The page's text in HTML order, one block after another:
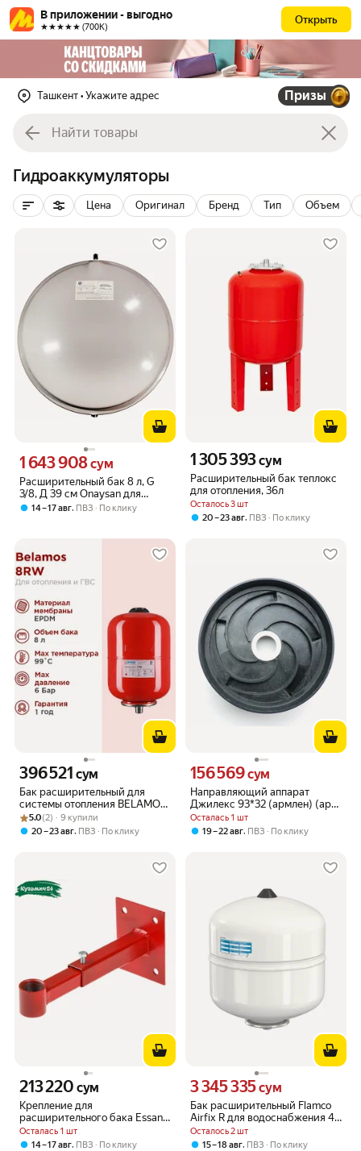
В приложении - выгодно
★★★★★ (700К)
Открыть
Ташкент • Укажите адрес Призы
Гидроаккумуляторы
Цена Оригинал Бренд Тип Объем
Расширительный бак 8 л, G
3/8, Д 39 см Onaysan для
GAZLUX Premium B-30-T1, 09-
Цена 1643908 сум вместо
1 643 908сум
14 – 17 авг, ПВЗ По клику
Расширительный бак теплокс
для отопления, 36л
Осталось 3 шт
Цена 1305393 сум вместо
1 305 393сум
20 – 23 авг, ПВЗ По клику
Бак расширительный для
системы отопления BELAMOS
8RW
Цена 396521 сум вместо
396 521 сум
Рейтинг товара: 5.0 из 5
Оценок: (2) · 9 купили
5.0(2) · 9 купили
20 – 23 авг, ПВЗ По клику
Направляющий аппарат
Джилекс 93*32 (армлен) (арт.-
М5140)
Осталась 1 шт
Цена 156569 сум вместо
156 569сум
19 – 22 авг, ПВЗ По клику
Крепление для
расширительного бака Essan
Bracing 3/4" Esm. KrN. KR.0034,
настенное, красный
Осталась 1 шт
Цена 213220 сум вместо
213 220 сум
14 – 17 авг, ПВЗ
По клику
Бак расширительный Flamco
Airfix R для водоснабжения 4-
10 бар 18 л
Осталось 2 шт
Цена 3345335 сум вместо
3 345 335сум
15 – 18 авг, ПВЗ
По клику